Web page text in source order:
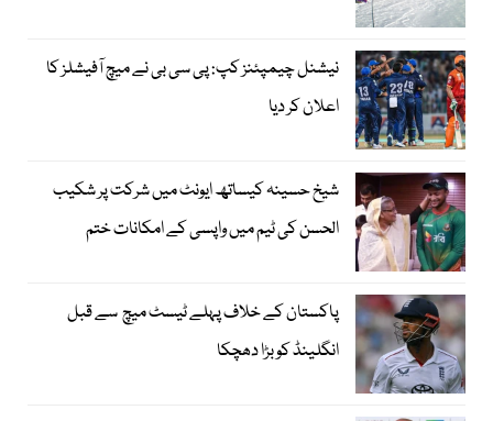
نیشنل چیمپئنز کپ: پی سی بی نے میچ آفیشلز کا
اعلان کر دیا
شیخ حسینہ کیساتھ ایونٹ میں شرکت پر شکیب
الحسن کی ٹیم میں واپسی کے امکانات ختم
پاکستان کے خلاف پہلے ٹیسٹ میچ سے قبل
انگلینڈ کو بڑا دھچکا